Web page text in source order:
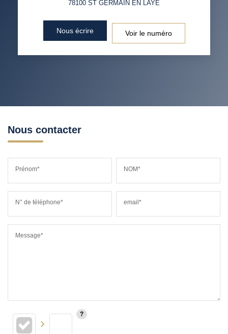
RÉSULTATS DES LYCÉES ECOLES ET CRÈCHES
COMMERCES
78100 ST GERMAIN EN LAYE
Nous écrire Voir le numéro
Nous contacter
Prénom* NOM*
N° de téléphone* email*
Message*